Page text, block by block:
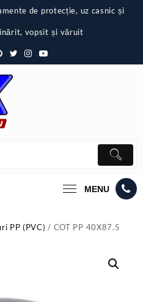
de protecție, uz casnic și
vopsit și văruit
MENU
PP (PVC) / COT PP 40X87.5